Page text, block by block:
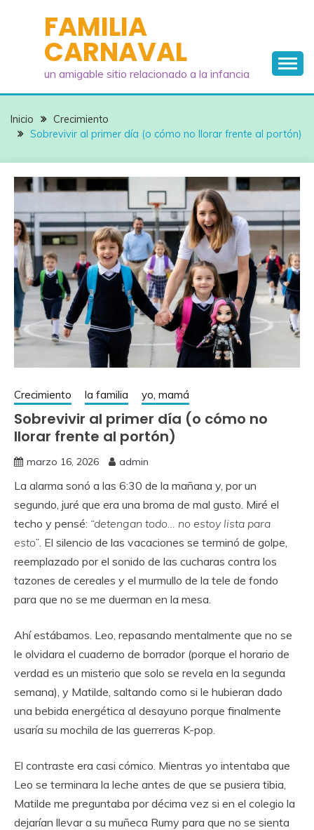
contenidoFAMILIA
CARNAVAL
un amigable sitio relacionado a la infancia
Inicio
Crecimiento
Sobrevivir al primer día (o cómo no llorar frente al portón)
Crecimiento la familia yo, mamá
Sobrevivir al primer día (o cómo no
llorar frente al portón)
marzo 16, 2026 admin
La alarma sonó a las 6:30 de la mañana y, por un
segundo, juré que era una broma de mal gusto. Miré el
techo y pensé: “detengan todo… no estoy lista para
esto” . El silencio de las vacaciones se terminó de golpe,
reemplazado por el sonido de las cucharas contra los
tazones de cereales y el murmullo de la tele de fondo
para que no se me duerman en la mesa.
Ahí estábamos. Leo, repasando mentalmente que no se
le olvidara el cuaderno de borrador (porque el horario de
verdad es un misterio que solo se revela en la segunda
semana), y Matilde, saltando como si le hubieran dado
una bebida energética al desayuno porque finalmente
usaría su mochila de las guerreras K-pop.
El contraste era casi cómico. Mientras yo intentaba que
Leo se terminara la leche antes de que se pusiera tibia,
Matilde me preguntaba por décima vez si en el colegio la
dejarían llevar a su muñeca Rumy para que no se sienta